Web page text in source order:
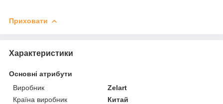
Приховати
Характеристики
Основні атрибути
Виробник
Zelart
Країна виробник
Китай